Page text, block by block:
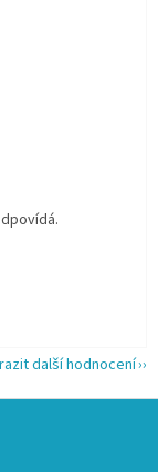
další hodnocení